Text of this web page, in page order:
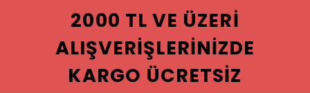
2000 TL VE ÜZERI
ALIŞVERIŞLERINIZDE
KARGO ÜCRETSIZ